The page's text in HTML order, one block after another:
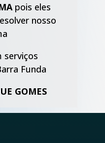
pois eles
nosso
GOMES